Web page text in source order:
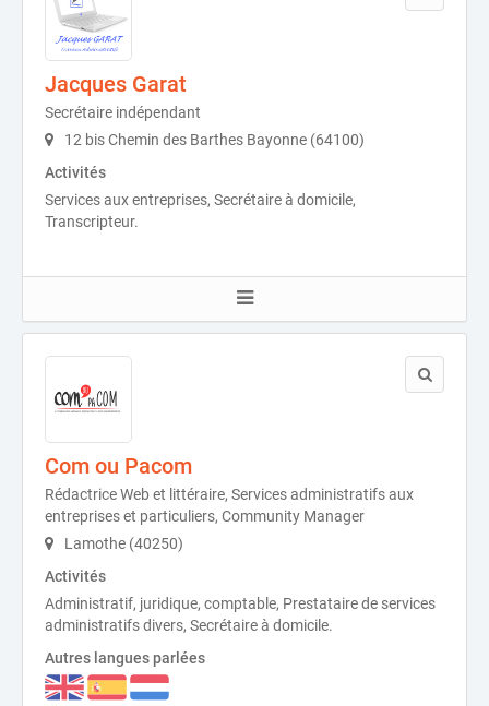
Jacques Garat
Secrétaire indépendant
12 bis Chemin des Barthes Bayonne (64100)
Activités
Services aux entreprises, Secrétaire à domicile,
Transcripteur.
Com ou Pacom
Rédactrice Web et littéraire, Services administratifs aux
entreprises et particuliers, Community Manager
Lamothe (40250)
Activités
Administratif, juridique, comptable, Prestataire de services
administratifs divers, Secrétaire à domicile.
Autres langues parlées